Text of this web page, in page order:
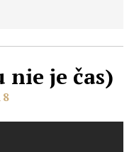
nie je čas)